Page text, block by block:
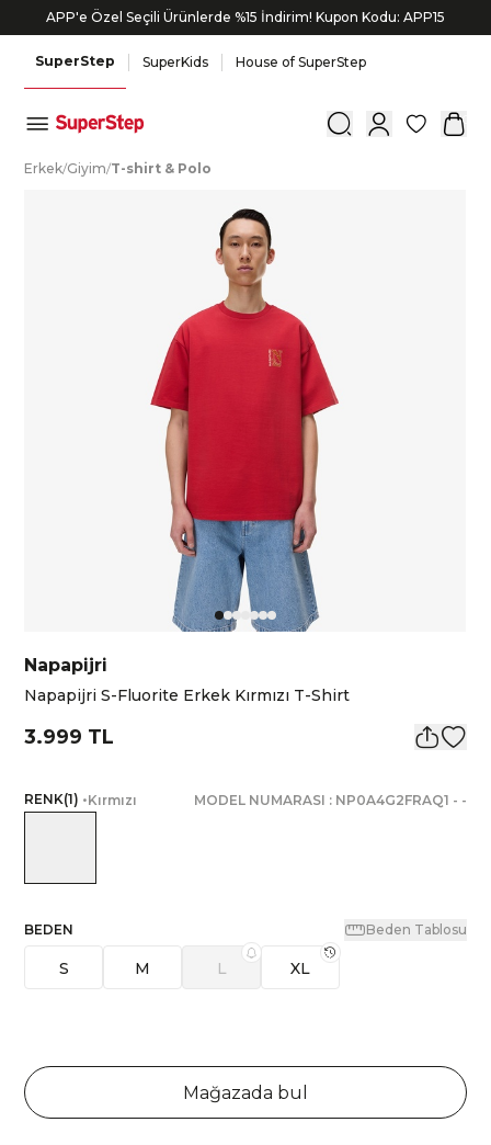
APP'e Özel Seçili Ürünlerde %15 İndirim! Kupon Kodu: APP15
SuperStep SuperKids House of SuperStep
0
Erkek/Giyim/T-shirt & Polo
Napapijri
Napapijri S-Fluorite Erkek Kırmızı T-Shirt
3.999 TL
RENK(1) •Kırmızı MODEL NUMARASI : NP0A4G2FRAQ1 - -
BEDEN Beden Tablosu
S M L XL
Mağazada bul